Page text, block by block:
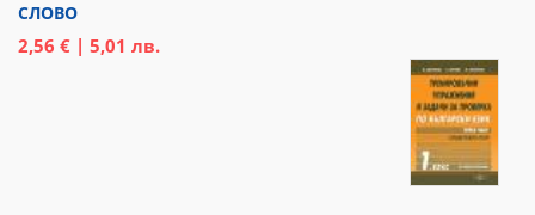
СЛОВО
2,56 € | 5,01 лв.